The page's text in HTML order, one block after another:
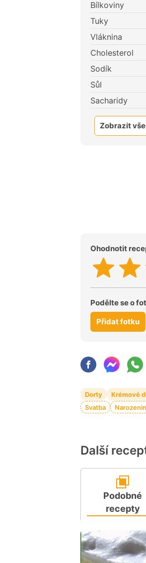
Bílkoviny
Tuky
Vláknina
Cholesterol
Sodík
Sůl
Sacharidy
Zobrazit
Ohodnotit
Podělte se o
Přidat fotku
Dorty Krémové
Svatba
Další
Podobné
recepty